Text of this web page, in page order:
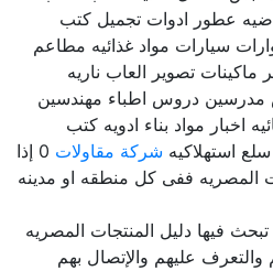
عطور ادوات تجميل كتب
سيارات مواد غذائيه مطاعم
تصوير العاب ناريه
دروس اطباء مهندسين
مواد بناء ادويه كتب
استهلاكيهشركة مقاولات
0 إذا
ففى كل منطقه او مدينه
فيها دليل المنتجات المصريه
عليهم والإتصال بهم